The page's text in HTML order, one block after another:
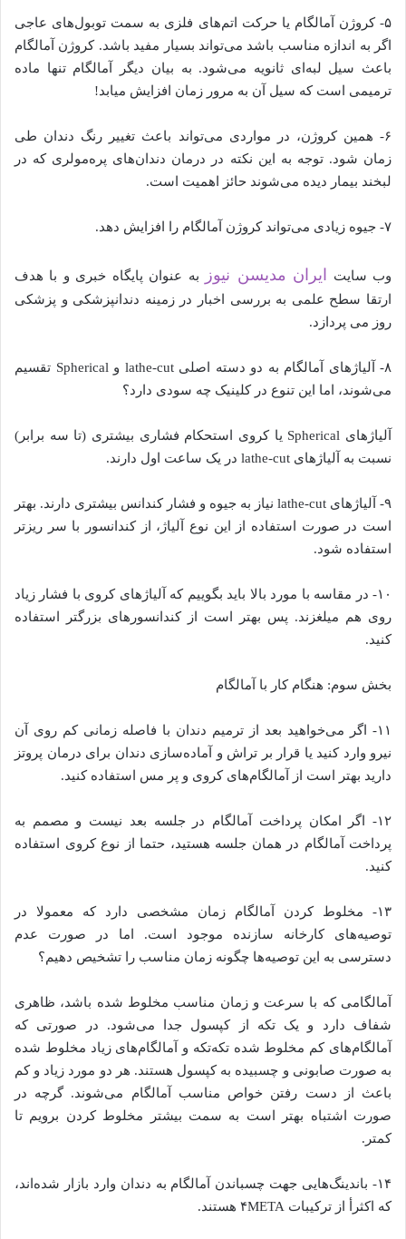
۵- کروژن آمالگام یا حرکت اتم‌های فلزی به سمت توبول‌های عاجی
اگر به اندازه مناسب باشد می‌تواند بسیار مفید باشد. کروژن آمالگام
باعث سیل لبه‌ای ثانویه می‌شود. به بیان دیگر آمالگام تنها ماده
ترمیمی است که سیل آن به مرور زمان افزایش میابد!
۶- همین کروژن، در مواردی می‌تواند باعث تغییر رنگ دندان طی
زمان شود. توجه به این نکته در درمان دندان‌های پره‌مولری که در
لبخند بیمار دیده می‌شوند حائز اهمیت است.
۷- جیوه زیادی می‌تواند کروژن آمالگام را افزایش دهد.
وب سایت ایران مدیسن نیوز
به عنوان پایگاه خبری و با هدف
ارتقا سطح علمی به بررسی اخبار در زمینه دندانپزشکی و پزشکی
روز می پردازد.
۸- آلیاژهای آمالگام به دو دسته اصلی lathe-cut و Spherical تقسیم
می‌شوند، اما این تنوع در کلینیک چه سودی دارد؟
آلیاژهای Spherical یا کروی استحکام فشاری بیشتری (تا سه برابر)
نسبت به آلیاژهای lathe-cut در یک ساعت اول دارند.
۹- آلیاژهای lathe-cut نیاز به جیوه و فشار کندانس بیشتری دارند. بهتر
است در صورت استفاده از این نوع آلیاژ، از کندانسور با سر ریزتر
استفاده شود.
۱۰- در مقاسه با مورد بالا باید بگوییم که آلیاژهای کروی با فشار زیاد
روی هم میلغزند. پس بهتر است از کندانسورهای بزرگتر استفاده
کنید.
بخش سوم: هنگام کار با آمالگام
۱۱- اگر می‌خواهید بعد از ترمیم دندان با فاصله زمانی کم روی آن
نیرو وارد کنید یا قرار بر تراش و آماده‌سازی دندان برای درمان پروتز
دارید بهتر است از آمالگام‌های کروی و پر مس استفاده کنید.
۱۲- اگر امکان پرداخت آمالگام در جلسه بعد نیست و مصمم به
پرداخت آمالگام در همان جلسه هستید، حتما از نوع کروی استفاده
کنید.
۱۳- مخلوط کردن آمالگام زمان مشخصی دارد که معمولا در
توصیه‌های کارخانه سازنده موجود است. اما در صورت عدم
دسترسی به این توصیه‌ها چگونه زمان مناسب را تشخیص دهیم؟
آمالگامی که با سرعت و زمان مناسب مخلوط شده باشد، ظاهری
شفاف دارد و یک تکه از کپسول جدا می‌شود. در صورتی که
آمالگام‌های کم مخلوط شده تکه‌تکه و آمالگام‌های زیاد مخلوط شده
به صورت صابونی و چسبیده به کپسول هستند. هر دو مورد زیاد و کم
باعث از دست رفتن خواص مناسب آمالگام می‌شوند. گرچه در
صورت اشتباه بهتر است به سمت بیشتر مخلوط کردن برویم تا
کمتر.
۱۴- باندینگ‌هایی جهت چسباندن آمالگام به دندان وارد بازار شده‌اند،
که اکثرأ از ترکیبات ۴META هستند.